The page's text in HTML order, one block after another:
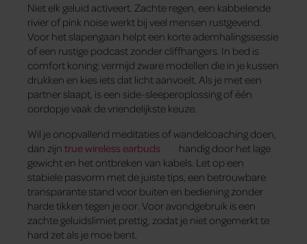
Niet elk geluid activeert. Zachte regen, een kabbelende
rivier of pink noise werkt bij veel mensen rustgevend.
Voor het slapengaan helpt een korte ademhalingssessie
of een rustige podcast zonder cliffhangers. In bed is
comfort koning: vermijd zware modellen die in je kussen
drukken en kies iets dat licht aanvoelt. Als je met een
partner slaapt, is een side-sleeperoplossing of één
oordopje vaak de vriendelijkste keuze.
Wil je onopvallend meditaties of wandelcoaching doen,
dan zijn true wireless earbuds
handig door het lage
gewicht en het ontbreken van kabels. Let op een
stabiele pasvorm met de juiste tips, een betrouwbare
transparante stand voor buiten en bediening zonder
harde tikken tegen je oor. Voor avondgebruik is een
zachte geluidslimiet prettig, zodat je niet ongemerkt te
hard zet als je moe bent.